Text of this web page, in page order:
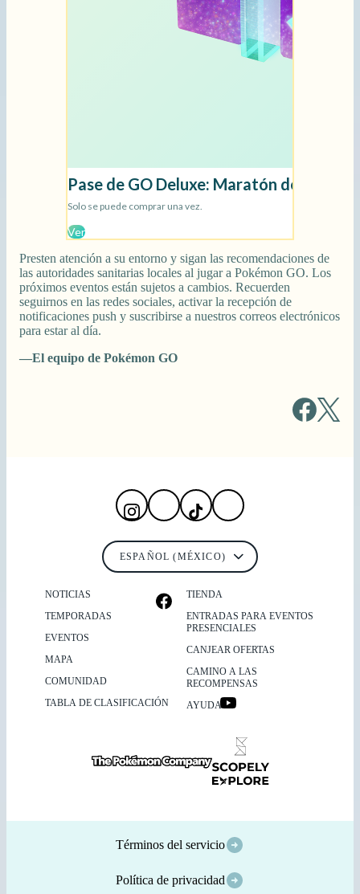
Presten atención a su entorno y sigan las recomendaciones de
las autoridades sanitarias locales al jugar a Pokémon GO. Los
próximos eventos están sujetos a cambios. Recuerden
seguirnos en las redes sociales, activar la recepción de
notificaciones push y suscribirse a nuestros correos electrónicos
para estar al día.
—El equipo de Pokémon GO
NOTICIAS
TEMPORADAS
EVENTOS
MAPA
COMUNIDAD
TABLA DE CLASIFICACIÓN
TIENDA
ENTRADAS PARA EVENTOS
PRESENCIALES
CANJEAR OFERTAS
CAMINO A LAS
RECOMPENSAS
AYUDA
Términos del servicio
Política de privacidad